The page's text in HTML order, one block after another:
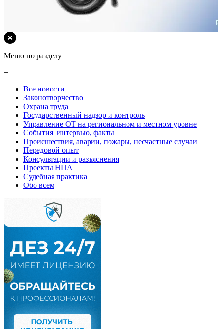
Меню по разделу
+
Все новости
Законотворчество
Охрана труда
Государственный надзор и контроль
Управление ОТ на региональном и местном уровне
События, интервью, факты
Происшествия, аварии, пожары, несчастные случаи
Передовой опыт
Консультации и разъяснения
Проекты НПА
Судебная практика
Обо всем